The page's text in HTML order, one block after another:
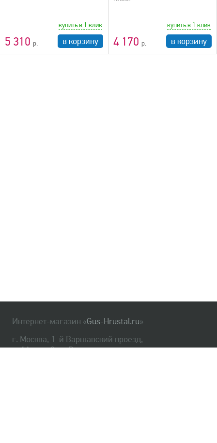
5 310
купить в 1 клик
в корзину 4 170
купить в 1 клик
в корзину
Интернет-магазин «Gus-Hrustal.ru»
г. Москва, 1-й Варшавский проезд,
д. 1А, стр. 3, м. Варшавская